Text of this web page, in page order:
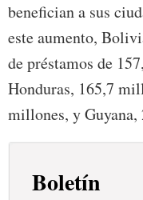
benefician a sus
este aumento,
de préstamos de
Honduras, 165,7
millones, y
Boletín